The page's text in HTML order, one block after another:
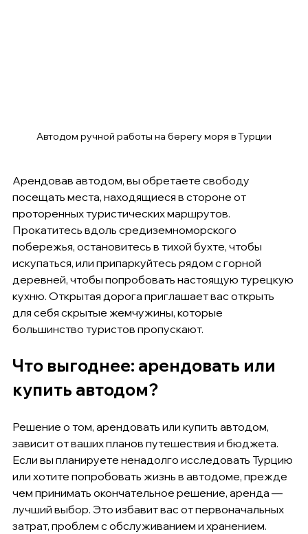
Автодом ручной работы на берегу моря в Турции
Арендовав автодом, вы обретаете свободу
посещать места, находящиеся в стороне от
проторенных туристических маршрутов.
Прокатитесь вдоль средиземноморского
побережья, остановитесь в тихой бухте, чтобы
искупаться, или припаркуйтесь рядом с горной
деревней, чтобы попробовать настоящую турецкую
кухню. Открытая дорога приглашает вас открыть
для себя скрытые жемчужины, которые
большинство туристов пропускают.
Что выгоднее: арендовать или
купить автодом?
Решение о том, арендовать или купить автодом,
зависит от ваших планов путешествия и бюджета.
Если вы планируете ненадолго исследовать Турцию
или хотите попробовать жизнь в автодоме, прежде
чем принимать окончательное решение, аренда —
лучший выбор. Это избавит вас от первоначальных
затрат, проблем с обслуживанием и хранением.